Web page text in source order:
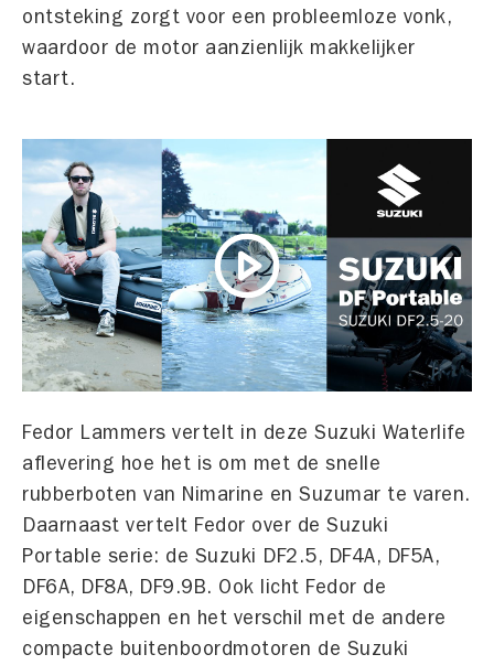
ontsteking zorgt voor een probleemloze vonk,
waardoor de motor aanzienlijk makkelijker
start.
Fedor Lammers vertelt in deze Suzuki Waterlife
aflevering hoe het is om met de snelle
rubberboten van Nimarine en Suzumar te varen.
Daarnaast vertelt Fedor over de Suzuki
Portable serie: de Suzuki DF2.5, DF4A, DF5A,
DF6A, DF8A, DF9.9B. Ook licht Fedor de
eigenschappen en het verschil met de andere
compacte buitenboordmotoren de Suzuki